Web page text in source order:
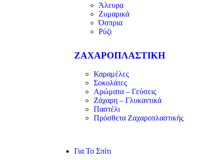
Άλευρα
Ζυμαρικά
Όσπρια
Ρύζι
ΖΑΧΑΡΟΠΛΑΣΤΙΚΗ
Καραμέλες
Σοκολάτες
Αρώματα – Γεύσεις
Ζάχαρη – Γλυκαντικά
Παστέλι
Πρόσθετα Ζαχαροπλαστικής
Για Το Σπίτι